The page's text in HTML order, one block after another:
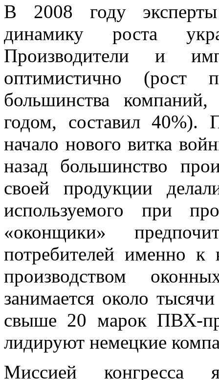
В 2008 году эксперты
динамику роста
Производители и
оптимистично (рост
большинства
годом, составил 40%).
начало нового витка
назад большинство
своей продукции
используемого при
«оконщики»
потребителей именно
производством
занимается около
свыше 20 марок ПВХ-
лидируют немецкие
Миссией конгресса